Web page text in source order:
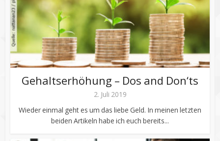
Gehaltserhöhung – Dos and Don‘ts
2. Juli 2019
Wieder einmal geht es um das liebe Geld. In meinen letzten
beiden Artikeln habe ich euch bereits...